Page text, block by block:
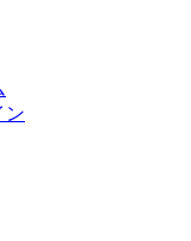
ン